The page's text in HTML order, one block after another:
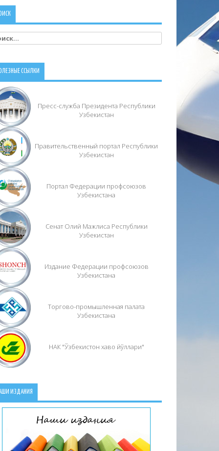
ССЫЛКИ
Пресс-служба Президента Республики
Узбекистан
Правительственный портал Республики
Узбекистан
Портал Федерации профсоюзов
Узбекистана
Сенат Олий Мажлиса Республики
Узбекистан
Издание Федерации профсоюзов
Узбекистана
Торгово-промышленная палата
Узбекистана
НАК "Ўзбекистон хаво йўллари"
ИЗДАНИЯ